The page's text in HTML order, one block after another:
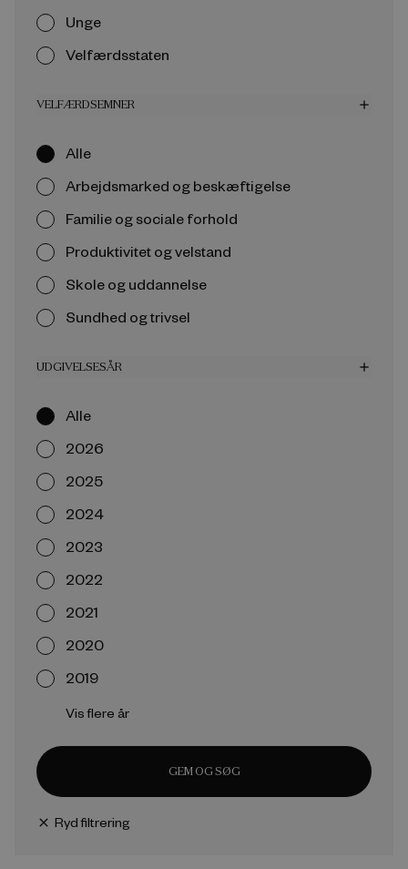
Unge
Velfærdsstaten
VELFÆRDSEMNER add
Alle
Arbejdsmarked og beskæftigelse
Familie og sociale forhold
Produktivitet og velstand
Skole og uddannelse
Sundhed og trivsel
UDGIVELSESÅR add
Alle
2026
2025
2024
2023
2022
2021
2020
2019
Vis flere år
GEM OG SØG
close Ryd filtrering